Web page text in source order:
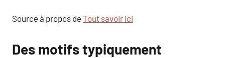
Source à propos de Tout savoir ici
Des motifs typiquement